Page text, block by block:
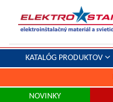
KATALÓG PRODUKTOV
NOVINKY